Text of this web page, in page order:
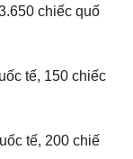
chiếc quố
tế, 150 chiếc
tế, 200 chiế